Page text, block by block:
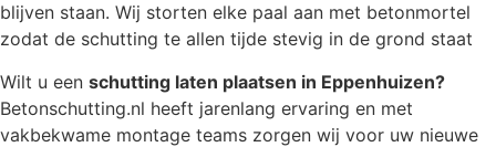
blijven staan. Wij storten elke paal aan met betonmortel
zodat de schutting te allen tijde stevig in de grond staat
Wilt u een schutting laten plaatsen in Eppenhuizen?
Betonschutting.nl heeft jarenlang ervaring en met
vakbekwame montage teams zorgen wij voor uw nieuwe